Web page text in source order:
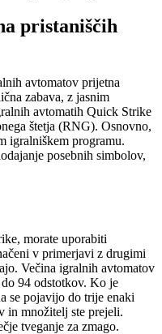
pristaniščih
avtomatov prijetna
zabava, z jasnim
avtomatih Quick Strike
štetja (RNG). Osnovno,
igralniškem programu.
posebnih simbolov,
morate uporabiti
v primerjavi z drugimi
Večina igralnih avtomatov
94 odstotkov. Ko je
se pojavijo do trije enaki
in množitelj ste prejeli.
tveganje za zmago.